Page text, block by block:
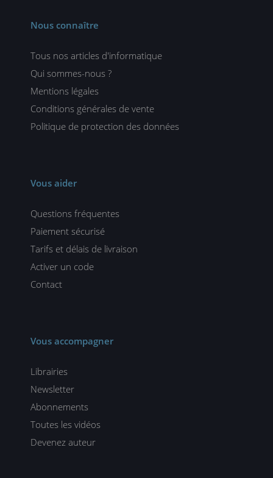
Nous connaître
Tous nos articles d'informatique
Qui sommes-nous ?
Mentions légales
Conditions générales de vente
Politique de protection des données
Vous aider
Questions fréquentes
Paiement sécurisé
Tarifs et délais de livraison
Activer un code
Contact
Vous accompagner
Librairies
Newsletter
Abonnements
Toutes les vidéos
Devenez auteur